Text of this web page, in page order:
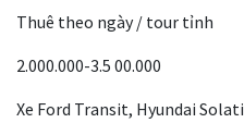
Thuê theo ngày / tour tỉnh
2.000.000-3.5 00.000
Xe Ford Transit, Hyundai Solati